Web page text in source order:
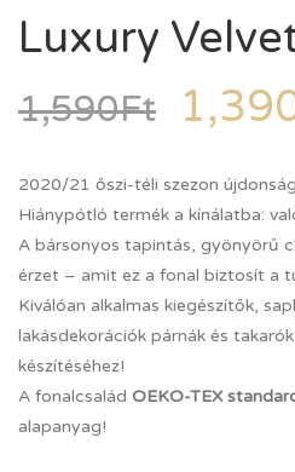
Luxury
1,590Ft
2020/21 őszi-téli szezon
Hiánypótló termék a kínálatba:
A bársonyos tapintás, gyönyörű
érzet – amit ez a fonal biztosít a
Kiválóan alkalmas kiegészítők,
lakásdekorációk párnák és
készítéséhez!
A fonalcsalád OEKO-TEX
alapanyag!